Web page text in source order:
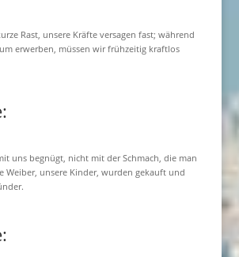
Rast, unsere Kräfte versagen fast; während
erwerben, müssen wir frühzeitig kraftlos
uns begnügt, nicht mit der Schmach, die man
Weiber, unsere Kinder, wurden gekauft und